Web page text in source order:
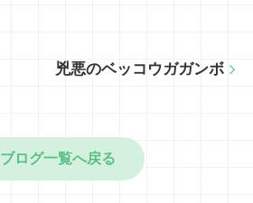
兇悪のベッコウガガンボ
ブログ一覧へ戻る